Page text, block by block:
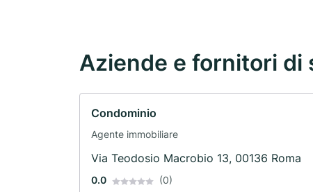
Aziende e fornitori di
Condominio
Agente immobiliare
Via Teodosio Macrobio 13, 00136 Roma
0.0 (0)